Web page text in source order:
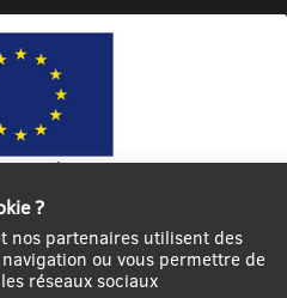
l’Union européenne avec le Fonds
Régional à hauteur de 12 572€
Contact
Plan
?
nos partenaires utilisent des
ou vous permettre de
réseaux sociaux